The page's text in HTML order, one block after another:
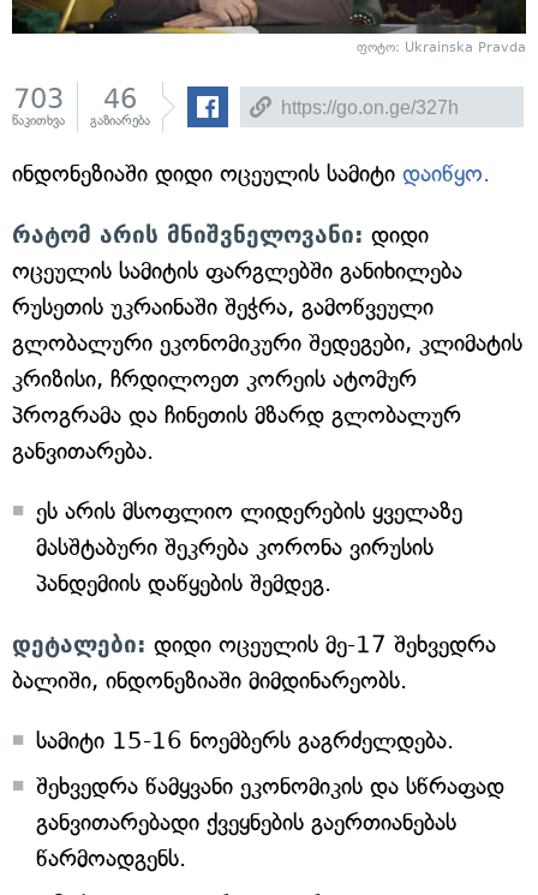
ფოტო: Ukrainska Pravda
703
წაკითხვა
46
გაზიარება
ინდონეზიაში დიდი ოცეულის სამიტი დაიწყო.
რატომ არის მნიშვნელოვანი: დიდი
ოცეულის სამიტის ფარგლებში განიხილება
რუსეთის უკრაინაში შეჭრა, გამოწვეული
გლობალური ეკონომიკური შედეგები, კლიმატის
კრიზისი, ჩრდილოეთ კორეის ატომურ
პროგრამა და ჩინეთის მზარდ გლობალურ
განვითარება.
ეს არის მსოფლიო ლიდერების ყველაზე
მასშტაბური შეკრება კორონა ვირუსის
პანდემიის დაწყების შემდეგ.
დეტალები: დიდი ოცეულის მე-17 შეხვედრა
ბალიში, ინდონეზიაში მიმდინარეობს.
სამიტი 15-16 ნოემბერს გაგრძელდება.
შეხვედრა წამყვანი ეკონომიკის და სწრაფად
განვითარებადი ქვეყნების გაერთიანებას
წარმოადგენს.